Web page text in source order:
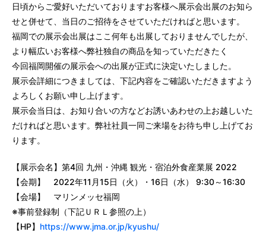
日頃からご愛好いただいておりますお客様へ展示会出展のお知ら
せと併せて、当日のご招待をさせていただければと思います。
福岡での展示会出展はここ何年も出展しておりませんでしたが、
より幅広いお客様へ弊社独自の商品を知っていただきたく
今回福岡開催の展示会への出展が正式に決定いたしました。
展示会詳細につきましては、下記内容をご確認いただきますよう
よろしくお願い申し上げます。
展示会当日は、お知り合いの方などお誘いあわせの上お越しいた
だければと思います。弊社社員一同ご来場をお待ち申し上げてお
ります。
【展示会名】第4回 九州・沖縄 観光・宿泊外食産業展 2022
【会期】 2022年11月15日（火）・16日（水） 9:30～16:30
【会場】 マリンメッセ福岡
※事前登録制（下記ＵＲＬ参照の上）
【HP】 https://www.jma.or.jp/kyushu/